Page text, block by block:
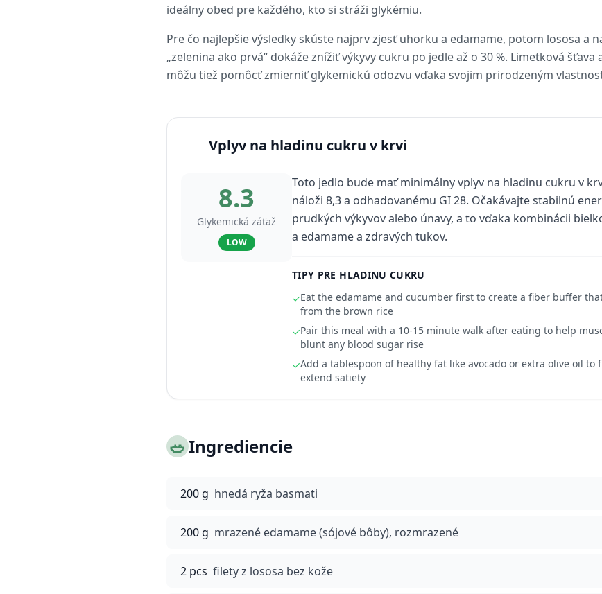
ideálny obed pre každého, kto si stráži glykémiu.
Pre čo najlepšie výsledky skúste najprv zjesť uhorku a edamame, potom lososa a
„zelenina ako prvá“ dokáže znížiť výkyvy cukru po jedle až o 30 %. Limetková
môžu tiež pomôcť zmierniť glykemickú odozvu vďaka svojim prirodzeným
Vplyv na hladinu cukru v krvi
8.3
Glykemická záťaž
LOW
Toto jedlo bude mať minimálny vplyv na hladinu cukru v
náloži 8,3 a odhadovanému GI 28. Očakávajte stabilnú
prudkých výkyvov alebo únavy, a to vďaka kombinácii
a edamame a zdravých tukov.
TIPY PRE HLADINU CUKRU
✓Eat the edamame and cucumber first to create a fiber buffer
from the brown rice
✓Pair this meal with a 10-15 minute walk after eating to help
blunt any blood sugar rise
✓Add a tablespoon of healthy fat like avocado or extra olive oil
extend satiety
🥗Ingrediencie
200 g hnedá ryža basmati
200 g mrazené edamame (sójové bôby), rozmrazené
2 pcs filety z lososa bez kože